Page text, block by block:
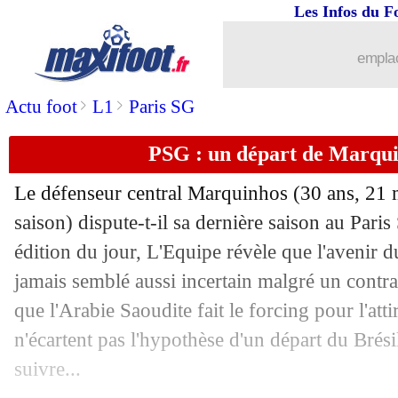
Actu foot> L1 > Paris SG
Les Infos du
PSG : un départ de
Le défenseur central Marquinhos (30 ans, 21
saison) dispute-t-il sa dernière saison au
édition du jour, L'Equipe révèle que l'avenir
jamais semblé aussi incertain malgré un
que l'Arabie Saoudite fait le forcing pour
n'écartent pas l'hypothèse d'un départ du
suivre...
: quand Gouiri privilégiait Nice...
29/04 Nantes: grave blessure au genou
29/04 Barça : Yamal, 17 ans et déjà
Leverkusen: accord entre Wirtz et le
29/04 : Alguacil pour
29/04 Barça: le Bayern se renseigne pour
29/04 Brésil: un maillot rouge au Mondial
29/04 MLS : Pogba, un seul club autorisé à